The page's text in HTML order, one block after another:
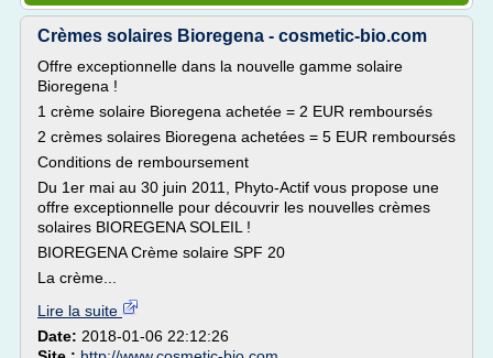
Crèmes solaires Bioregena - cosmetic-bio.com
Offre exceptionnelle dans la nouvelle gamme solaire
Bioregena !
1 crème solaire Bioregena achetée = 2 EUR remboursés
2 crèmes solaires Bioregena achetées = 5 EUR remboursés
Conditions de remboursement
Du 1er mai au 30 juin 2011, Phyto-Actif vous propose une
offre exceptionnelle pour découvrir les nouvelles crèmes
solaires BIOREGENA SOLEIL !
BIOREGENA Crème solaire SPF 20
La crème...
Lire la suite
Date: 2018-01-06 22:12:26